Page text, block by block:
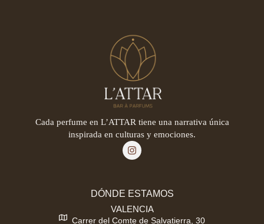
Cada perfume en L’ATTAR tiene una narrativa única
inspirada en culturas y emociones.
DÓNDE ESTAMOS
VALENCIA
Carrer del Comte de Salvatierra, 30